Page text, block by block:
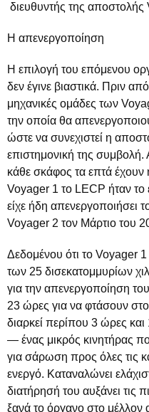
διευθυντής της
Η απενεργοποίηση
Η επιλογή του επόμενου
δεν έγινε βιαστικά. Πριν
μηχανικές ομάδες των
την οποία θα
ώστε να συνεχιστεί η
επιστημονική της
κάθε σκάφος τα επτά έχουν
Voyager 1 το LECP ήταν
είχε ήδη απενεργοποιήσει
Voyager 2 τον Μάρτιο του
Δεδομένου ότι το Voyager
των 25 δισεκατομμυρίων
για την απενεργοποίηση
23 ώρες για να φτάσουν
διαρκεί περίπου 3 ώρες
— ένας μικρός κινητήρας
για σάρωση προς όλες τις
ενεργό. Καταναλώνει
διατήρησή του αυξάνει τις
ξανά το όργανο στο μέλλον